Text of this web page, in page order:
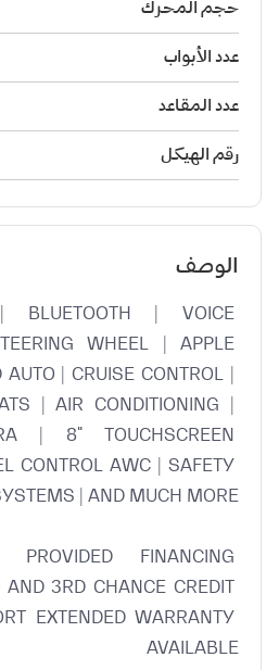
حجم المحرك
عدد الأبواب
عدد المقاعد
رقم الهيكل
الوصف
BLUETOOTH | VOICE
WHEEL | APPLE
| CRUISE CONTROL |
| AIR CONDITIONING |
| 8" TOUCHSCREEN
CONTROL AWC | SAFETY
PROVIDED FINANCING
3RD CHANCE CREDIT
EXTENDED WARRANTY